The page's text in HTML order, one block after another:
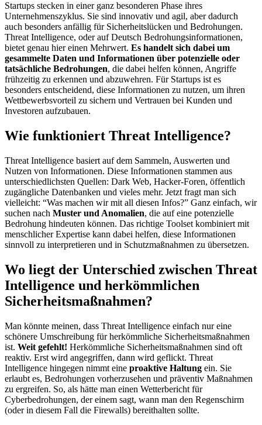
Startups stecken in einer ganz besonderen Phase ihres
Unternehmenszyklus. Sie sind innovativ und agil, aber dadurch
auch besonders anfällig für Sicherheitslücken und Bedrohungen.
Threat Intelligence, oder auf Deutsch Bedrohungsinformationen,
bietet genau hier einen Mehrwert. Es handelt sich dabei um
gesammelte Daten und Informationen über potenzielle oder
tatsächliche Bedrohungen, die dabei helfen können, Angriffe
frühzeitig zu erkennen und abzuwehren. Für Startups ist es
besonders entscheidend, diese Informationen zu nutzen, um ihren
Wettbewerbsvorteil zu sichern und Vertrauen bei Kunden und
Investoren aufzubauen.
Wie funktioniert Threat Intelligence?
Threat Intelligence basiert auf dem Sammeln, Auswerten und
Nutzen von Informationen. Diese Informationen stammen aus
unterschiedlichsten Quellen: Dark Web, Hacker-Foren, öffentlich
zugängliche Datenbanken und vieles mehr. Jetzt fragt man sich
vielleicht: “Was machen wir mit all diesen Infos?” Ganz einfach, wir
suchen nach Muster und Anomalien, die auf eine potenzielle
Bedrohung hindeuten können. Das richtige Toolset kombiniert mit
menschlicher Expertise kann dabei helfen, diese Informationen
sinnvoll zu interpretieren und in Schutzmaßnahmen zu übersetzen.
Wo liegt der Unterschied zwischen Threat
Intelligence und herkömmlichen
Sicherheitsmaßnahmen?
Man könnte meinen, dass Threat Intelligence einfach nur eine
schönere Umschreibung für herkömmliche Sicherheitsmaßnahmen
ist. Weit gefehlt! Herkömmliche Sicherheitsmaßnahmen sind oft
reaktiv. Erst wird angegriffen, dann wird geflickt. Threat
Intelligence hingegen nimmt eine proaktive Haltung ein. Sie
erlaubt es, Bedrohungen vorherzusehen und präventiv Maßnahmen
zu ergreifen. So, als hätte man einen Wetterbericht für
Cyberbedrohungen, der einem sagt, wann man den Regenschirm
(oder in diesem Fall die Firewalls) bereithalten sollte.